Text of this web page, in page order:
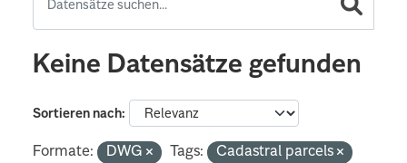
Keine Datensätze gefunden
Sortieren nach
Formate: DWG Tags:
Cadastral parcels